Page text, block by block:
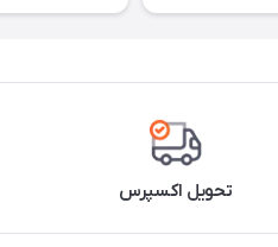
تحویل اکسپرس